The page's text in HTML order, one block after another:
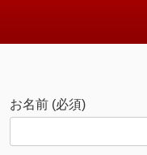
お名前 (必須)